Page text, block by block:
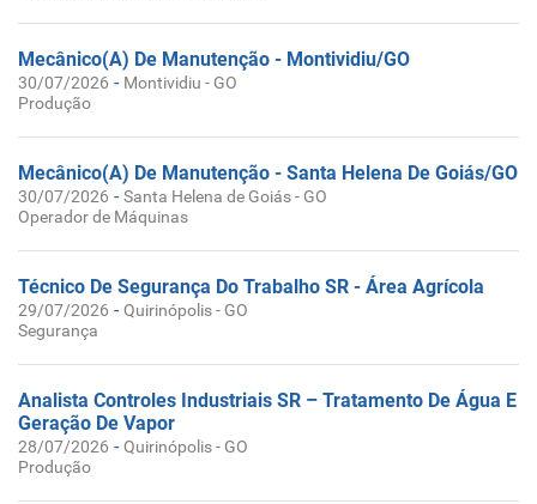
Mecânico(A) De Manutenção - Montividiu/GO
30/07/2026 - Montividiu - GO
Produção
Mecânico(A) De Manutenção - Santa Helena De Goiás/GO
30/07/2026 -Santa Helena de Goiás - GO
Operador de Máquinas
Técnico De Segurança Do Trabalho SR - Área Agrícola
29/07/2026 -Quirinópolis - GO
Segurança
Analista Controles Industriais SR – Tratamento De Água E
Geração De Vapor
28/07/2026 -Quirinópolis - GO
Produção